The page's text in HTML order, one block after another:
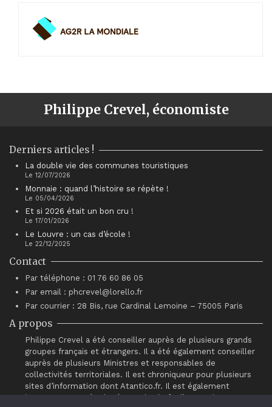
Philippe Crevel, économiste
Derniers articles !
La double vie des communes touristiques
Le 12/07/2026
Monnaie : quand l’histoire se répète !
Le 05/04/2026
Et si 2026 était un bon cru !
Le 17/01/2026
Le Louvre : un cas d’école !
Le 22/12/2025
Contact
Par téléphone : 01 76 60 86 05
Par email : phcrevel@lorello.fr
Par courrier : 28 Bis, rue Cardinal Lemoine – 75005 Paris
A propos
Philippe Crevel a été conseiller auprès de plusieurs grands
groupes français et étrangers. Il a été également conseiller
auprès de plusieurs Ministres et responsables de
collectivités territoriales. Il est chroniqueur pour plusieurs
sites d’information dont Atantico.fr. Il est également
intervenant auprès du réseau de chefs d’entreprises